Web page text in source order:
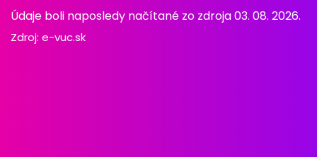
Údaje boli naposledy načítané zo zdroja 03. 08. 2026.
Zdroj: e-vuc.sk